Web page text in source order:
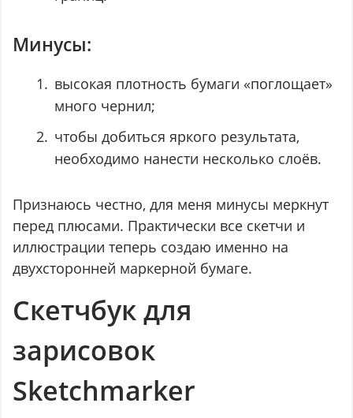
Минусы:
высокая плотность бумаги «поглощает»
много чернил;
чтобы добиться яркого результата,
необходимо нанести несколько слоёв.
Признаюсь честно, для меня минусы меркнут
перед плюсами. Практически все скетчи и
иллюстрации теперь создаю именно на
двухсторонней маркерной бумаге.
Скетчбук для
зарисовок
Sketchmarker